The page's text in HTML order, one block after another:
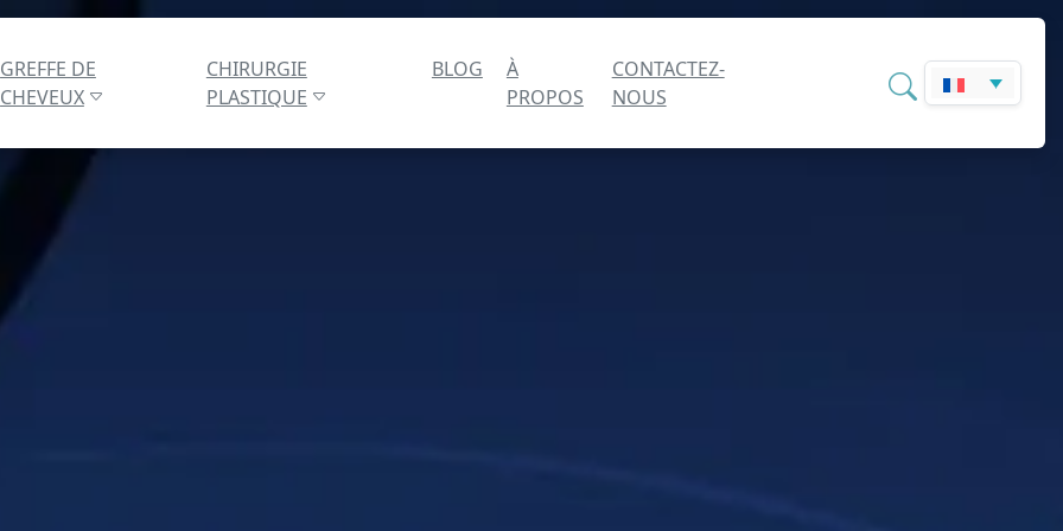
GREFFE DE
CHEVEUX
CHIRURGIE
PLASTIQUE
BLOG
À
PROPOS
CONTACTEZ-
NOUS